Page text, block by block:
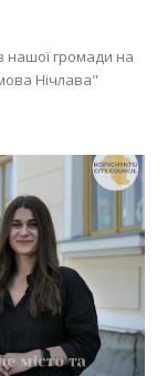
нашої громади на
Нічлава"